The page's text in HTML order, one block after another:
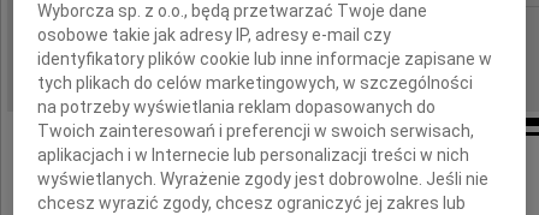
REGION: Szczecin
DATA EMISJI: 22.06.2018
Wspomnienie
Wyborcza sp. z o.o., będą przetwarzać Twoje dane
osobowe takie jak adresy IP, adresy e-mail czy
identyfikatory plików cookie lub inne informacje zapisane w
tych plikach do celów marketingowych, w szczególności
na potrzeby wyświetlania reklam dopasowanych do
Twoich zainteresowań i preferencji w swoich serwisach,
aplikacjach i w Internecie lub personalizacji treści w nich
wyświetlanych. Wyrażenie zgody jest dobrowolne. Jeśli nie
chcesz wyrazić zgody, chcesz ograniczyć jej zakres lub